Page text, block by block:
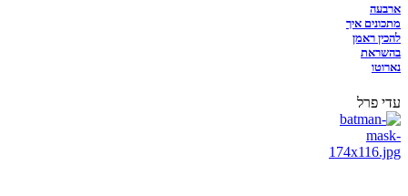
ארבעה
מתכונים איך
להכין ראמן
בהשראת
נארוטו
עדי פרל